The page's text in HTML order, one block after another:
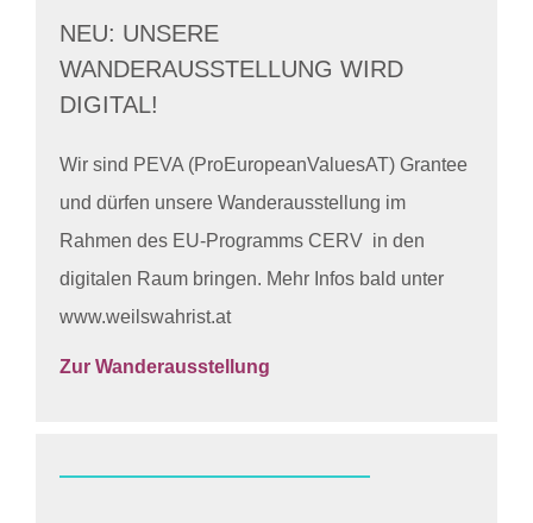
NEU: UNSERE
WANDERAUSSTELLUNG WIRD
DIGITAL!
Wir sind PEVA (ProEuropeanValuesAT) Grantee
und dürfen unsere Wanderausstellung im
Rahmen des EU-Programms CERV in den
digitalen Raum bringen. Mehr Infos bald unter
www.weilswahrist.at
Zur Wanderausstellung